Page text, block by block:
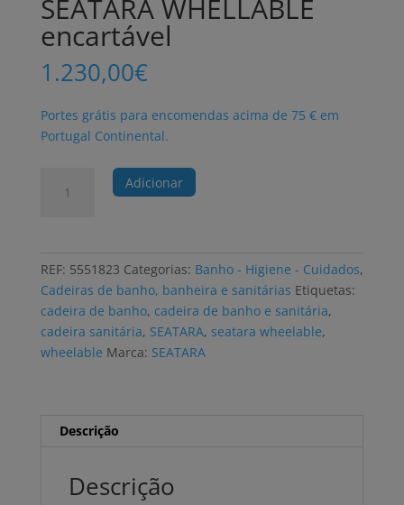
SEATARA WHELLABLE
encartável
1.230,00€
Portes grátis para encomendas acima de 75 € em
Portugal Continental.
sanitária
SEATARA
WHELLABLE
Adicionar
REF: 5551823 Categorias: Banho - Higiene - Cuidados,
Cadeiras de banho, banheira e sanitárias Etiquetas:
cadeira de banho, cadeira de banho e sanitária,
cadeira sanitária, SEATARA, seatara wheelable,
wheelable Marca: SEATARA
Descrição
Descrição